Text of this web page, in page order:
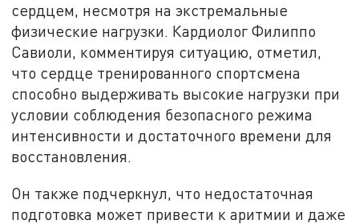
сердцем, несмотря на экстремальные
физические нагрузки. Кардиолог Филиппо
Савиоли, комментируя ситуацию, отметил,
что сердце тренированного спортсмена
способно выдерживать высокие нагрузки при
условии соблюдения безопасного режима
интенсивности и достаточного времени для
восстановления.
Он также подчеркнул, что недостаточная
подготовка может привести к аритмии и даже